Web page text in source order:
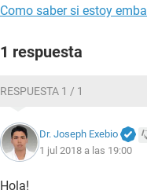
Como saber si estoy
1 respuesta
RESPUESTA 1 / 1
Dr. Joseph Exebio
1 jul 2018 a las 19:00
Hola!